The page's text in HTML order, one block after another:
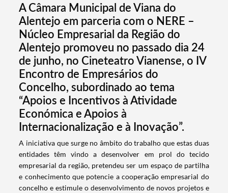
A Câmara Municipal de Viana do
Alentejo em parceria com o NERE –
Núcleo Empresarial da Região do
Alentejo promoveu no passado dia 24
de junho, no Cineteatro Vianense, o IV
Encontro de Empresários do
Concelho, subordinado ao tema
“Apoios e Incentivos à Atividade
Económica e Apoios à
Internacionalização e à Inovação”.
​A iniciativa que surge no âmbito do trabalho que estas duas
entidades têm vindo a desenvolver em prol do tecido
empresarial da região, pretendeu ser um espaço de partilha
e conhecimento que potencie a cooperação empresarial do
concelho e estimule o desenvolvimento de novos projetos e